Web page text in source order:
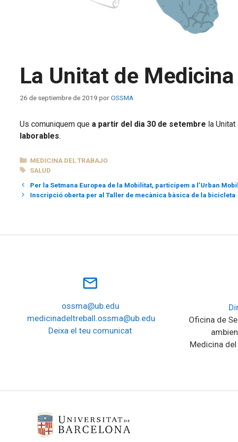
La Unitat de
26 de septiembre de 2019 porOSSMA
Us comuniquem que a partir del dia 30 de setembre la
laborables.
CATEGORÍAS
MEDICINA DEL TRABAJO
ETIQUETAS
SALUD
Per la Setmana Europea de la Mobilitat, participem a l’Urban
Inscripció oberta per al Taller de mecànica bàsica de la bicicleta
mail_outline
ossma@ub.edu
medicinadeltreball.ossma@ub.edu
Deixa el teu comunicat
Oficina de
Medicina